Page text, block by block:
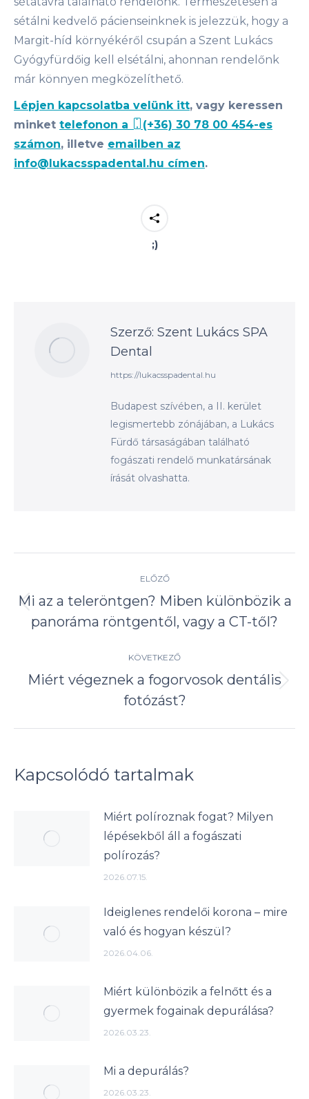
sétálni kedvelő pácienseinknek is jelezzük, hogy a
Margit-híd környékéről csupán a Szent Lukács
Gyógyfürdőig kell elsétálni, ahonnan rendelőnk
már könnyen megközelíthető.
Lépjen kapcsolatba velünk itt, vagy keressen
minket telefonon a
(+36) 30 78 00 454-es
számon, illetve emailben az
info@lukacsspadental.hu címen.
;)
Szerző: Szent Lukács SPA
Dental
https://lukacsspadental.hu
Budapest szívében, a II. kerület
legismertebb zónájában, a Lukács
Fürdő társaságában található
fogászati rendelő munkatársának
írását olvashatta.
navigation
ELŐZŐ
Előző
írás:
Mi az a teleröntgen? Miben különbözik a
panoráma röntgentől, vagy a CT-től?
KÖVETKEZŐ
Következő
írás:
Miért végeznek a fogorvosok dentális
fotózást?
Kapcsolódó tartalmak
Miért políroznak fogat? Milyen
lépésekből áll a fogászati
polírozás?
2026.07.15.
Ideiglenes rendelői korona – mire
való és hogyan készül?
2026.04.06.
Miért különbözik a felnőtt és a
gyermek fogainak depurálása?
2026.03.23.
Mi a depurálás?
2026.03.23.